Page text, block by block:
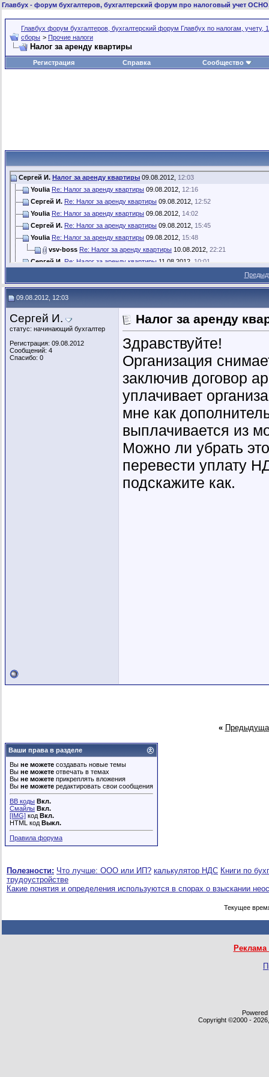
Главбух - форум бухгалтеров, бухгалтерский форум про налоговый учет
Главбух форум бухгалтеров, бухгалтерский форум Главбух по налогам, учету,
сборы > Прочие налоги
Налог за аренду квартиры
Регистрация Справка Сообщество
Сергей И. Налог за аренду квартиры 09.08.2012, 12:03
Youlia Re: Налог за аренду квартиры 09.08.2012, 12:16
Сергей И. Re: Налог за аренду квартиры 09.08.2012, 12:52
Youlia Re: Налог за аренду квартиры 09.08.2012, 14:02
Сергей И. Re: Налог за аренду квартиры 09.08.2012, 15:45
Youlia Re: Налог за аренду квартиры 09.08.2012, 15:48
vsv-boss Re: Налог за аренду квартиры 10.08.2012, 22:21
Сергей И. Re: Налог за аренду квартиры 11.08.2012, 10:01
09.08.2012, 12:03
Сергей И.
статус: начинающий бухгалтер
Регистрация: 09.08.2012
Сообщений: 4
Спасибо: 0
Налог за аренду
Здравствуйте!
Организация
заключив договор
уплачивает
мне как
выплачивается из
Можно ли убрать
перевести уплату
подскажите как.
«
Ваши права в разделе
Вы не можете создавать новые темы
Вы не можете отвечать в темах
Вы не можете прикреплять вложения
Вы не можете редактировать свои сообщения
BB коды Вкл.
Смайлы Вкл.
[IMG] код Вкл.
HTML код Выкл.
Правила форума
Полезности: Что лучше: ООО или ИП? калькулятор НДС Книги по
трудоустройстве
Какие понятия и определения используются в спорах о взыскании
Текущее
Copyright ©2000 -